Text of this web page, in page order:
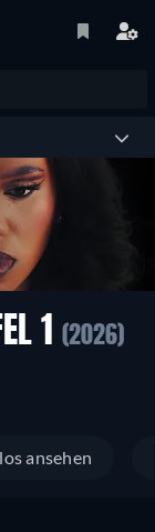
1 (2026)
ansehen